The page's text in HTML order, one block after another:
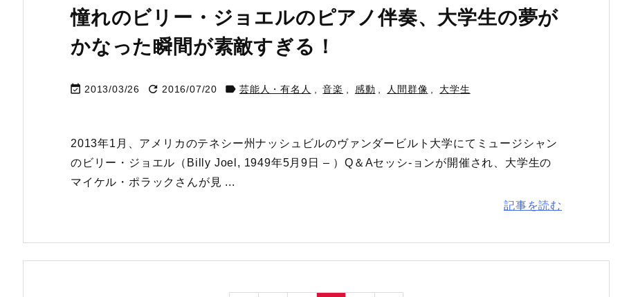
憧れのビリー・ジョエルのピアノ伴奏、大学生の夢が
かなった瞬間が素敵すぎる！
 2013/03/26  2016/07/20  芸能人・有名人 音楽 感動 人間群像 大学生
2013年1月、アメリカのテネシー州ナッシュビルのヴァンダービルト大学にてミュージシャン
のビリー・ジョエル（Billy Joel, 1949年5月9日 – ）Q＆Aセッシ-ョンが開催され、大学生の
マイケル・ポラックさんが見 ...
記事を読む